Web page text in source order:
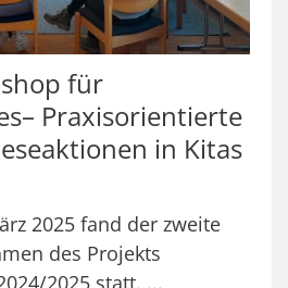
für
Praxisorientierte
in Kitas
2025 fand der zweite
des Projekts